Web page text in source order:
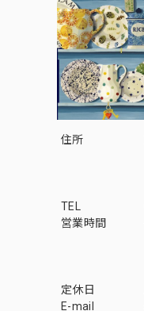
住所
TEL
営業時間
定休日
E-mail